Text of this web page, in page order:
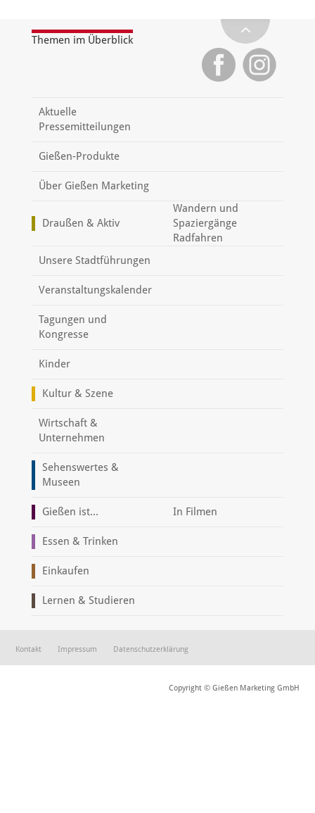
Themen im Überblick
Aktuelle
Pressemitteilungen
Gießen-Produkte
Über Gießen Marketing
Draußen & Aktiv
Wandern und
Spaziergänge
Radfahren
Unsere Stadtführungen
Veranstaltungskalender
Tagungen und
Kongresse
Kinder
Kultur & Szene
Wirtschaft &
Unternehmen
Sehenswertes &
Museen
Gießen ist... In Filmen
Essen & Trinken
Einkaufen
Lernen & Studieren
Kontakt Impressum Datenschutzerklärung
Copyright © Gießen Marketing GmbH